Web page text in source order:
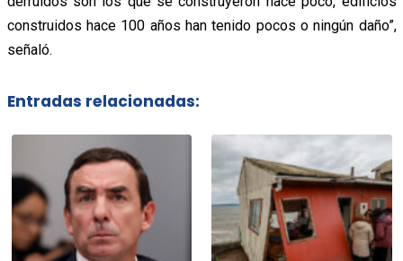
construidos hace 100 años han tenido pocos o ningún daño”,
señaló.
Entradas relacionadas: